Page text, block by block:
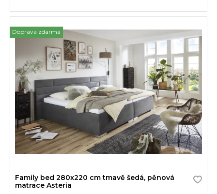
Doprava zdarma
Family bed 280x220 cm tmavě šedá, pěnová
matrace Asteria